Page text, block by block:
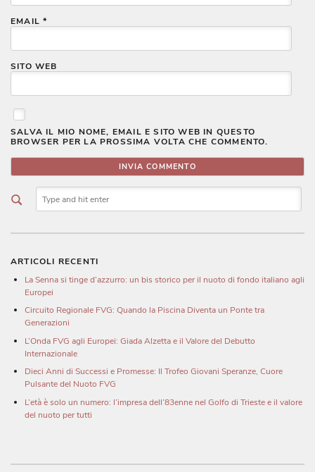
EMAIL*
SITO WEB
SALVA IL MIO NOME, EMAIL E SITO WEB IN QUESTO
BROWSER PER LA PROSSIMA VOLTA CHE COMMENTO.
ARTICOLI RECENTI
La Senna si tinge d’azzurro: un bis storico per il nuoto di fondo italiano agli
Europei
Circuito Regionale FVG: Quando la Piscina Diventa un Ponte tra
Generazioni
L’Onda FVG agli Europei: Giada Alzetta e il Valore del Debutto
Internazionale
Dieci Anni di Successi e Promesse: Il Trofeo Giovani Speranze, Cuore
Pulsante del Nuoto FVG
L’età è solo un numero: l’impresa dell’83enne nel Golfo di Trieste e il valore
del nuoto per tutti